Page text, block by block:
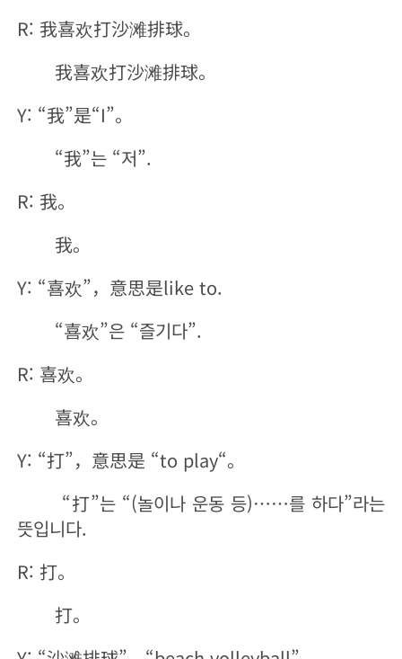
R: 我喜欢打沙滩排球。
我喜欢打沙滩排球。
Y: “我”是“I”。
“我”는 “저”.
R: 我。
我。
Y: “喜欢”，意思是like to.
“喜欢”은 “즐기다”.
R: 喜欢。
喜欢。
Y: “打”，意思是 “to play“。
“打”는 “(놀이나 운동 등)……를 하다”라는
뜻입니다.
R: 打。
打。